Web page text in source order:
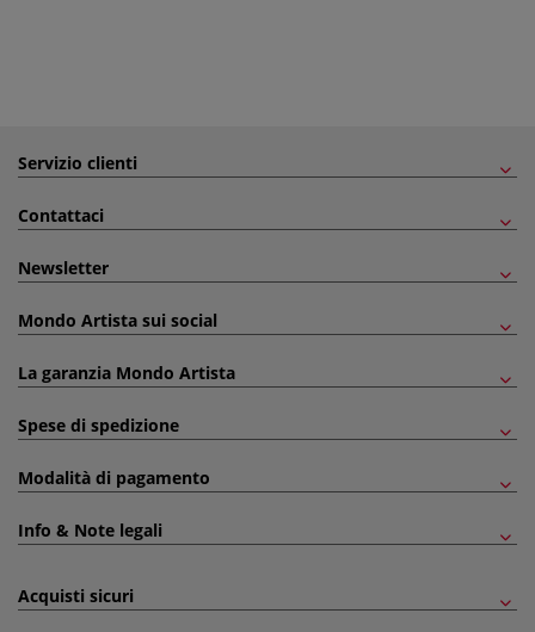
Servizio clienti
Contattaci
Newsletter
Mondo Artista sui social
La garanzia Mondo Artista
Spese di spedizione
Modalità di pagamento
Info & Note legali
Acquisti sicuri